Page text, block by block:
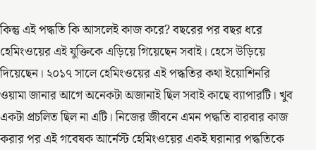
কিন্তু এই পদ্ধতি কি আসলেই কাজ করে? বছরের পর বছর ধরে
হেমিংওয়ের এই যুক্তিকে এড়িয়ে গিয়েছেন সবাই। হেসে উড়িয়ে
দিয়েছেন। ২০১৭ সালে হেমিংওয়ের এই পদ্ধতির কথা ইয়োশিনরি
ওয়ামা জানার আগে অনেকটা অজানাই ছিল সবাই কাছে ব্যাপারটি। খুব
একটা প্রচলিত ছিল না এটি। নিজের জীবনে এমন পদ্ধতি বারবার কাজ
করার পর এই গবেষক আর্নেস্ট হেমিংওয়ের একই ঘরানার পদ্ধতিকে